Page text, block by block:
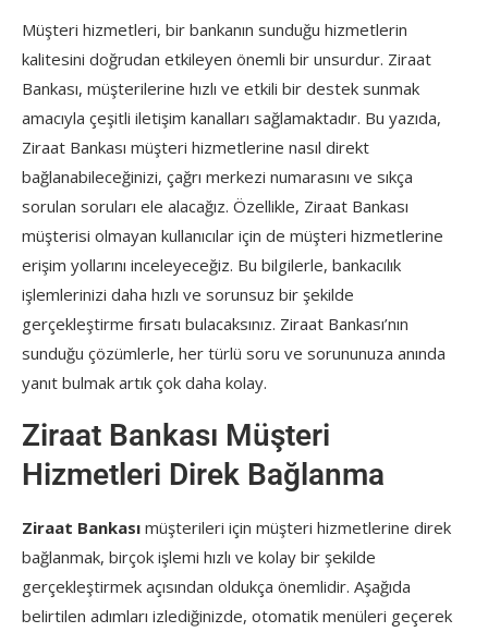
Müşteri hizmetleri, bir bankanın sunduğu hizmetlerin
kalitesini doğrudan etkileyen önemli bir unsurdur. Ziraat
Bankası, müşterilerine hızlı ve etkili bir destek sunmak
amacıyla çeşitli iletişim kanalları sağlamaktadır. Bu yazıda,
Ziraat Bankası müşteri hizmetlerine nasıl direkt
bağlanabileceğinizi, çağrı merkezi numarasını ve sıkça
sorulan soruları ele alacağız. Özellikle, Ziraat Bankası
müşterisi olmayan kullanıcılar için de müşteri hizmetlerine
erişim yollarını inceleyeceğiz. Bu bilgilerle, bankacılık
işlemlerinizi daha hızlı ve sorunsuz bir şekilde
gerçekleştirme fırsatı bulacaksınız. Ziraat Bankası’nın
sunduğu çözümlerle, her türlü soru ve sorununuza anında
yanıt bulmak artık çok daha kolay.
Ziraat Bankası Müşteri
Hizmetleri Direk Bağlanma
Ziraat Bankası müşterileri için müşteri hizmetlerine direk
bağlanmak, birçok işlemi hızlı ve kolay bir şekilde
gerçekleştirmek açısından oldukça önemlidir. Aşağıda
belirtilen adımları izlediğinizde, otomatik menüleri geçerek